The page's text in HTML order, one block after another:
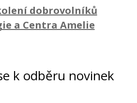
dobrovolníků
a Centra Amelie
k odběru novinek